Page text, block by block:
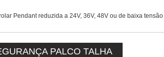
Pendant reduzida a 24V, 36V, 48V ou de baixa
PALCO TALHA